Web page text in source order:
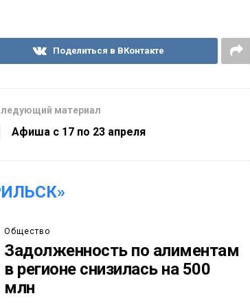
Поделиться в ВКонтакте
материал
Афиша с 17 по 23 апреля
Общество
Задолженность по алиментам
в регионе снизилась на 500
млн